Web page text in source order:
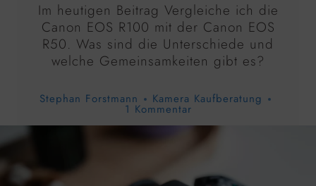
Im heutigen Beitrag Vergleiche ich die
Canon EOS R100 mit der Canon EOS
R50. Was sind die Unterschiede und
welche Gemeinsamkeiten gibt es?
Stephan Forstmann Kamera Kaufberatung
1 Kommentar